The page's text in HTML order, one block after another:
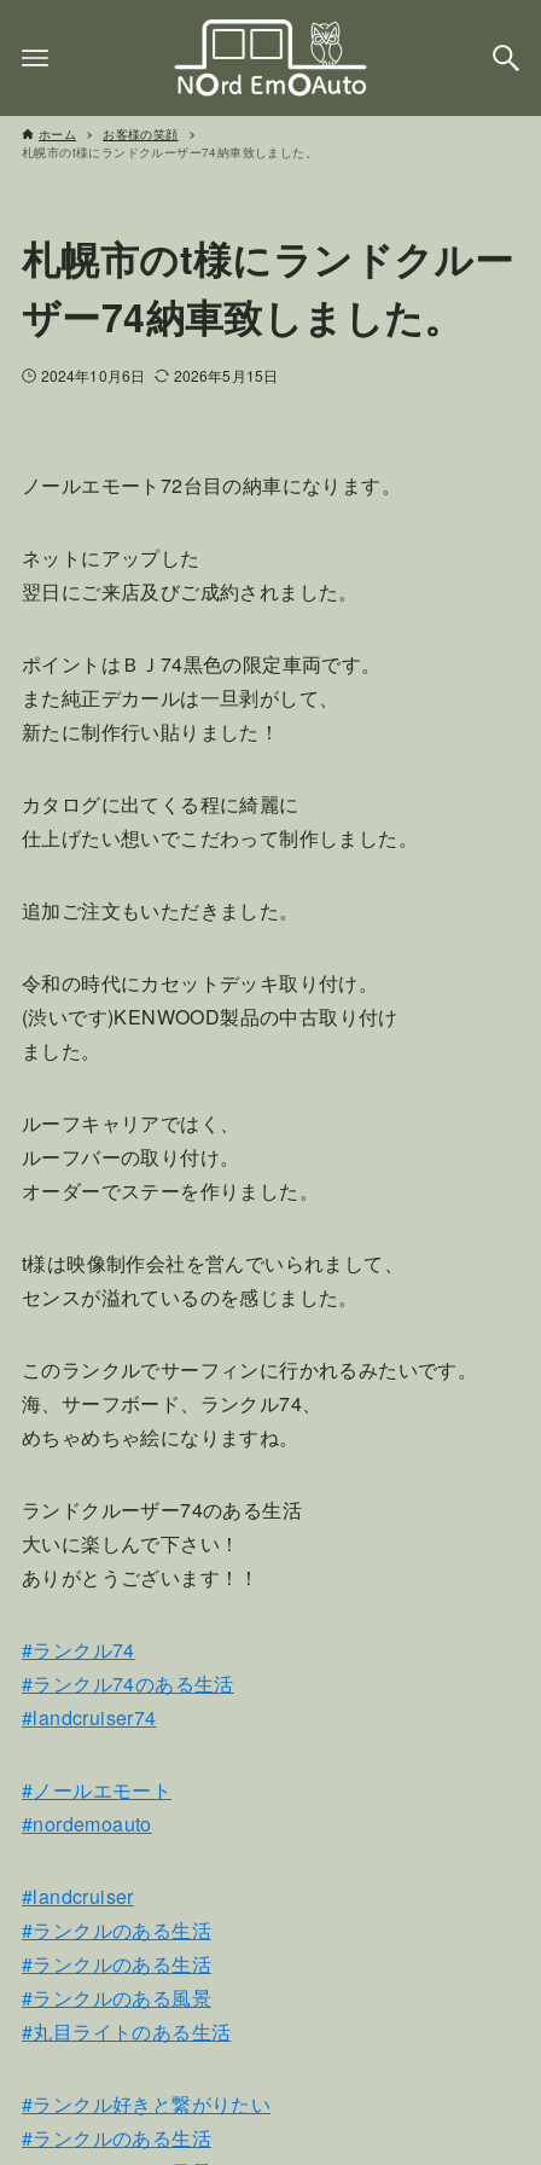
ホーム
お客様の笑顔
札幌市のt様にランドクルーザー74納車致しました。
札幌市のt様にランドクルー
ザー74納車致しました。
2024年10月6日 2026年5月15日
ノールエモート72台目の納車になります。
ネットにアップした
翌日にご来店及びご成約されました。
ポイントはＢＪ74黒色の限定車両です。
また純正デカールは一旦剥がして、
新たに制作行い貼りました！
カタログに出てくる程に綺麗に
仕上げたい想いでこだわって制作しました。
追加ご注文もいただきました。
令和の時代にカセットデッキ取り付け。
(渋いです)KENWOOD製品の中古取り付け
ました。
ルーフキャリアではく、
ルーフバーの取り付け。
オーダーでステーを作りました。
t様は映像制作会社を営んでいられまして、
センスが溢れているのを感じました。
このランクルでサーフィンに行かれるみたいです。
海、サーフボード、ランクル74、
めちゃめちゃ絵になりますね。
ランドクルーザー74のある生活
大いに楽しんで下さい！
ありがとうございます！！
#ランクル74
#ランクル74のある生活
#landcruiser74
#ノールエモート
#nordemoauto
#landcruiser
#ランクルのある生活
#ランクルのある生活
#ランクルのある風景
#丸目ライトのある生活
#ランクル好きと繋がりたい
#ランクルのある生活